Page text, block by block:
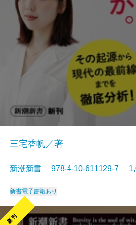
三宅香帆／著
新潮新書 978-4-10-611129-7
新書電子書籍あり
新刊